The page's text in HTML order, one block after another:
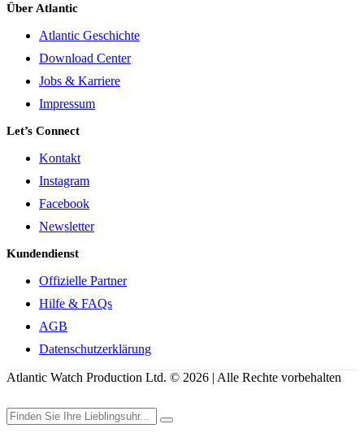
Über Atlantic
Atlantic Geschichte
Download Center
Jobs & Karriere
Impressum
Let’s Connect
Kontakt
Instagram
Facebook
Newsletter
Kundendienst
Offizielle Partner
Hilfe & FAQs
AGB
Datenschutzerklärung
Atlantic Watch Production Ltd. © 2026 | Alle Rechte vorbehalten